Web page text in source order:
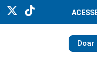
Doar